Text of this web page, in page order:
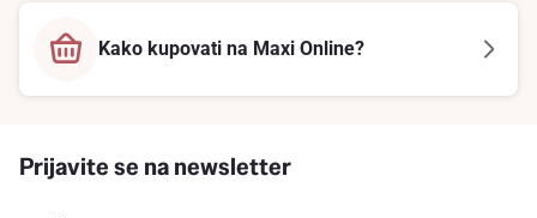
Kako kupovati na Maxi Online?
Prijavite se na newsletter